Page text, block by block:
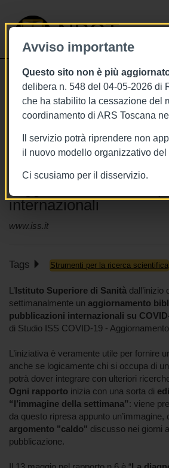
Avviso importante
Questo sito non è più
delibera n. 548 del 04-05-2026 di
che ha stabilito la cessazione del
coordinamento di ARS Toscana
Il servizio potrà riprendere non
il nuovo modello organizzativo del
Ci scusiamo per il disservizio.
NBST
13/5/2020
Il filo di Arianna
orientarsi nei “labirinti
Covid-19: ogni settimana
l'aggiornamento delle
internazionali
www.iss.it
Tags Strumenti per la ricerca scientifica
L’Istituto Superiore di Sanità dall’inizio
settimanalmente un aggiornamento
pubblicazioni internazionali su
di Studio ISS COVID-19 -
L’iniziativa è veramente utile per fornire
anche se logicamente chi si occupa di
potrà dover integrare con ulteriori
Ogni rapporto inizia con una sorta di
“l’immagine della settimana”: viene
da questo ripresa appunto un’immagine,
argomento "caldo" discusso nei giorni
pubblicazione.